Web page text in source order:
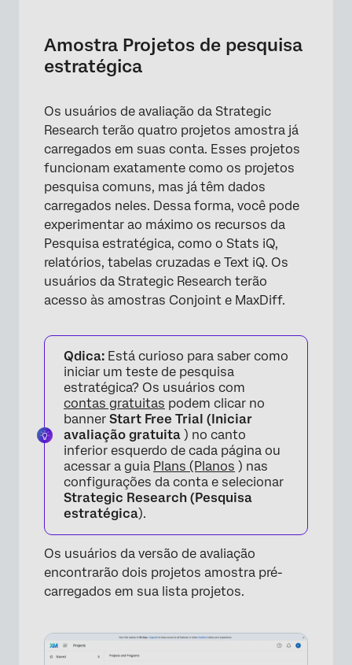
Amostra Projetos de pesquisa
estratégica
Os usuários de avaliação da Strategic
Research terão quatro projetos amostra já
carregados em suas conta. Esses projetos
funcionam exatamente como os projetos
pesquisa comuns, mas já têm dados
carregados neles. Dessa forma, você pode
experimentar ao máximo os recursos da
Pesquisa estratégica, como o Stats iQ,
relatórios, tabelas cruzadas e Text iQ. Os
usuários da Strategic Research terão
acesso às amostras Conjoint e MaxDiff.
Qdica: Está curioso para saber como
iniciar um teste de pesquisa
estratégica? Os usuários com
contas gratuitas podem clicar no
banner Start Free Trial (Iniciar
avaliação gratuita ) no canto
inferior esquerdo de cada página ou
acessar a guia Plans (Planos ) nas
configurações da conta e selecionar
Strategic Research (Pesquisa
estratégica).
Os usuários da versão de avaliação
encontrarão dois projetos amostra pré-
carregados em sua lista projetos.